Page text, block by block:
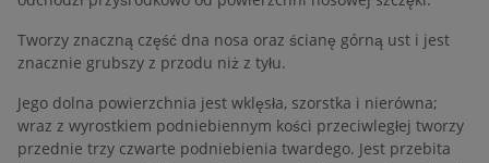
Tworzy znaczną część dna nosa oraz ścianę górną ust i jest
znacznie grubszy z przodu niż z tyłu.
Jego dolna powierzchnia jest wklęsła, szorstka i nierówna;
wraz z wyrostkiem podniebiennym kości przeciwległej tworzy
przednie trzy czwarte podniebienia twardego. Jest przebita